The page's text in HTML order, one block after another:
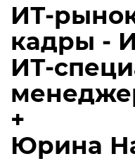
ИТ-
кадры -
ИТ-
+
Юрина